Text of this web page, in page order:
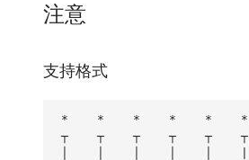
注意
支持格式
*    *    *    *    *    *
┬    ┬    ┬    ┬    ┬    ┬